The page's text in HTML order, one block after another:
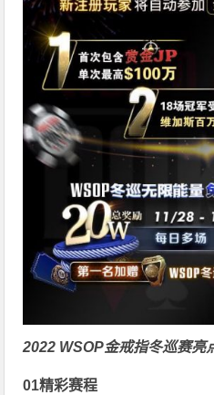
2022 WSOP金戒指冬巡赛亮
01精彩赛程